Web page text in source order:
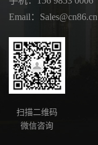
Email：Sales@cn86.cn
扫描二维码
微信咨询